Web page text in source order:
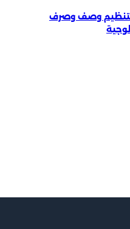
لتنظيم وصف وصرف